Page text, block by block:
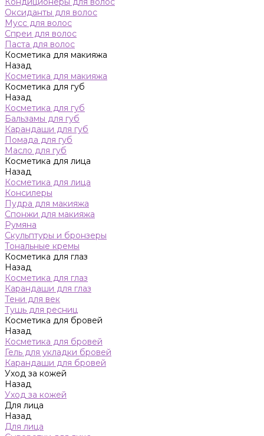
Оксиданты для волос
Мусс для волос
Спреи для волос
Паста для волос
Косметика для макияжа
Назад
Косметика для макияжа
Косметика для губ
Назад
Косметика для губ
Бальзамы для губ
Карандаши для губ
Помада для губ
Масло для губ
Косметика для лица
Назад
Косметика для лица
Консилеры
Пудра для макияжа
Спонжи для макияжа
Румяна
Скульптуры и бронзеры
Тональные кремы
Косметика для глаз
Назад
Косметика для глаз
Карандаши для глаз
Тени для век
Тушь для ресниц
Косметика для бровей
Назад
Косметика для бровей
Гель для укладки бровей
Карандаши для бровей
Уход за кожей
Назад
Уход за кожей
Для лица
Назад
Для лица